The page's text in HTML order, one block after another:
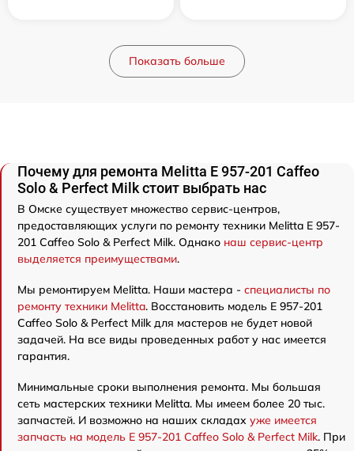
Показать больше
Почему для ремонта Melitta E 957-201 Caffeo
Solo & Perfect Milk стоит выбрать нас
В Омске существует множество сервис-центров,
предоставляющих услуги по ремонту техники Melitta E 957-
201 Caffeo Solo & Perfect Milk. Однако наш сервис-центр
выделяется преимуществами.
Мы ремонтируем Melitta. Наши мастера - специалисты по
ремонту техники Melitta. Восстановить модель E 957-201
Caffeo Solo & Perfect Milk для мастеров не будет новой
задачей. На все виды проведенных работ у нас имеется
гарантия.
Минимальные сроки выполнения ремонта. Мы большая
сеть мастерских техники Melitta. Мы имеем более 20 тыс.
запчастей. И возможно на наших складах уже имеется
запчасть на модель E 957-201 Caffeo Solo & Perfect Milk. При